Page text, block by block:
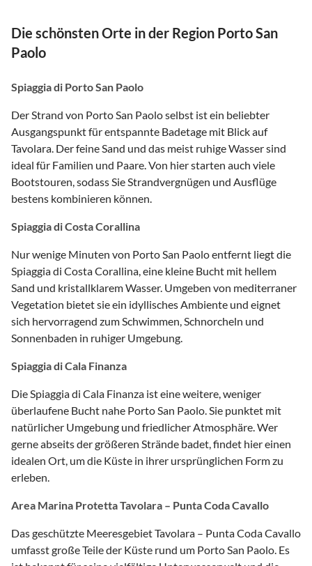
Die schönsten Orte in der Region Porto San
Paolo
Spiaggia di Porto San Paolo
Der Strand von Porto San Paolo selbst ist ein beliebter
Ausgangspunkt für entspannte Badetage mit Blick auf
Tavolara. Der feine Sand und das meist ruhige Wasser sind
ideal für Familien und Paare. Von hier starten auch viele
Bootstouren, sodass Sie Strandvergnügen und Ausflüge
bestens kombinieren können.
Spiaggia di Costa Corallina
Nur wenige Minuten von Porto San Paolo entfernt liegt die
Spiaggia di Costa Corallina, eine kleine Bucht mit hellem
Sand und kristallklarem Wasser. Umgeben von mediterraner
Vegetation bietet sie ein idyllisches Ambiente und eignet
sich hervorragend zum Schwimmen, Schnorcheln und
Sonnenbaden in ruhiger Umgebung.
Spiaggia di Cala Finanza
Die Spiaggia di Cala Finanza ist eine weitere, weniger
überlaufene Bucht nahe Porto San Paolo. Sie punktet mit
natürlicher Umgebung und friedlicher Atmosphäre. Wer
gerne abseits der größeren Strände badet, findet hier einen
idealen Ort, um die Küste in ihrer ursprünglichen Form zu
erleben.
Area Marina Protetta Tavolara – Punta Coda Cavallo
Das geschützte Meeresgebiet Tavolara – Punta Coda Cavallo
umfasst große Teile der Küste rund um Porto San Paolo. Es